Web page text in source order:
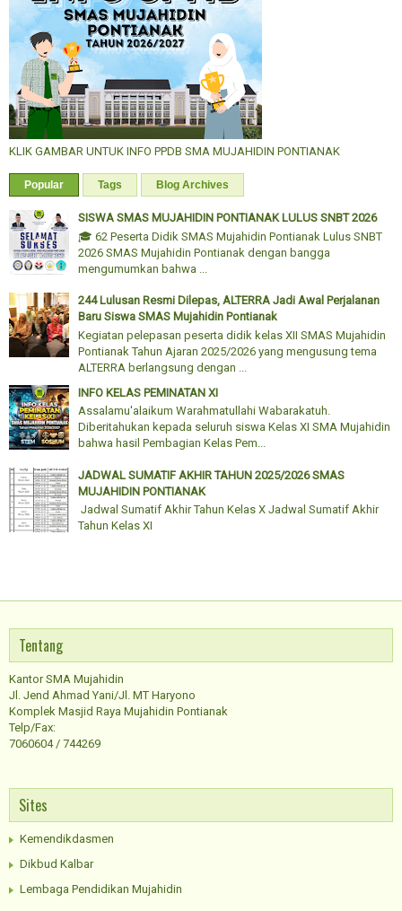
KLIK GAMBAR UNTUK INFO PPDB SMA MUJAHIDIN PONTIANAK
Popular Tags Blog Archives
SISWA SMAS MUJAHIDIN PONTIANAK LULUS SNBT 2026
🎓 62 Peserta Didik SMAS Mujahidin Pontianak Lulus SNBT
2026 SMAS Mujahidin Pontianak dengan bangga
mengumumkan bahwa ...
244 Lulusan Resmi Dilepas, ALTERRA Jadi Awal Perjalanan
Baru Siswa SMAS Mujahidin Pontianak
Kegiatan pelepasan peserta didik kelas XII SMAS Mujahidin
Pontianak Tahun Ajaran 2025/2026 yang mengusung tema
ALTERRA berlangsung dengan ...
INFO KELAS PEMINATAN XI
Assalamu'alaikum Warahmatullahi Wabarakatuh.
Diberitahukan kepada seluruh siswa Kelas XI SMA Mujahidin
bahwa hasil Pembagian Kelas Pem...
JADWAL SUMATIF AKHIR TAHUN 2025/2026 SMAS
MUJAHIDIN PONTIANAK
Jadwal Sumatif Akhir Tahun Kelas X Jadwal Sumatif Akhir
Tahun Kelas XI
Tentang
Kantor SMA Mujahidin
Jl. Jend Ahmad Yani/Jl. MT Haryono
Komplek Masjid Raya Mujahidin Pontianak
Telp/Fax:
7060604 / 744269
Sites
Kemendikdasmen
Dikbud Kalbar
Lembaga Pendidikan Mujahidin